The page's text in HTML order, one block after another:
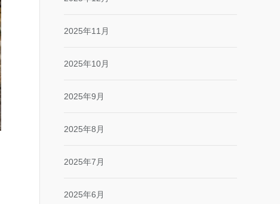
2025年11月
2025年10月
2025年9月
2025年8月
2025年7月
2025年6月